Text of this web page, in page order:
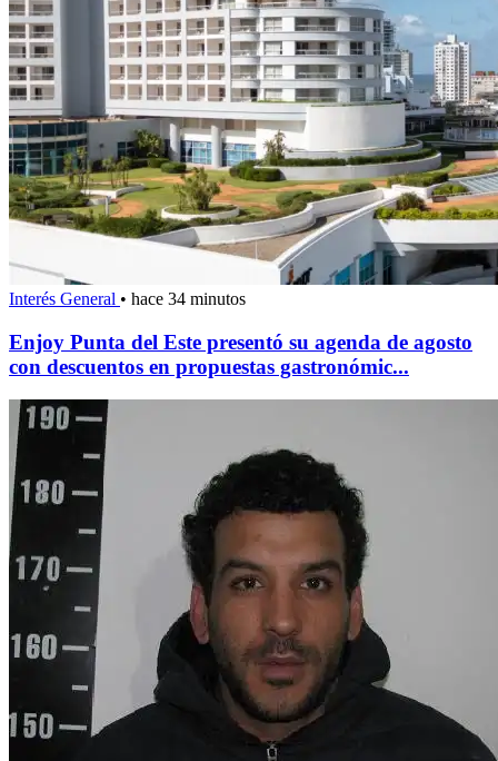
Interés General • hace 34 minutos
Enjoy Punta del Este presentó su agenda de agosto
con descuentos en propuestas gastronómic...